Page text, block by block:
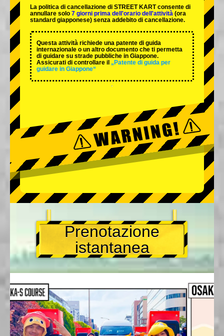
La politica di cancellazione di STREET KART consente di
annullare solo 7 giorni prima dell'orario dell'attività (ora
standard giapponese) senza addebito di cancellazione.
Questa attività richiede una patente di guida
internazionale o un altro documento che ti permetta
di guidare su strade pubbliche in Giappone.
Assicurati di controllare il „Patente di guida per
guidare in Giappone“
Prenotazione
istantanea